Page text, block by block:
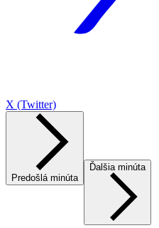
X (Twitter)
Predošlá minúta
Ďalšia minúta